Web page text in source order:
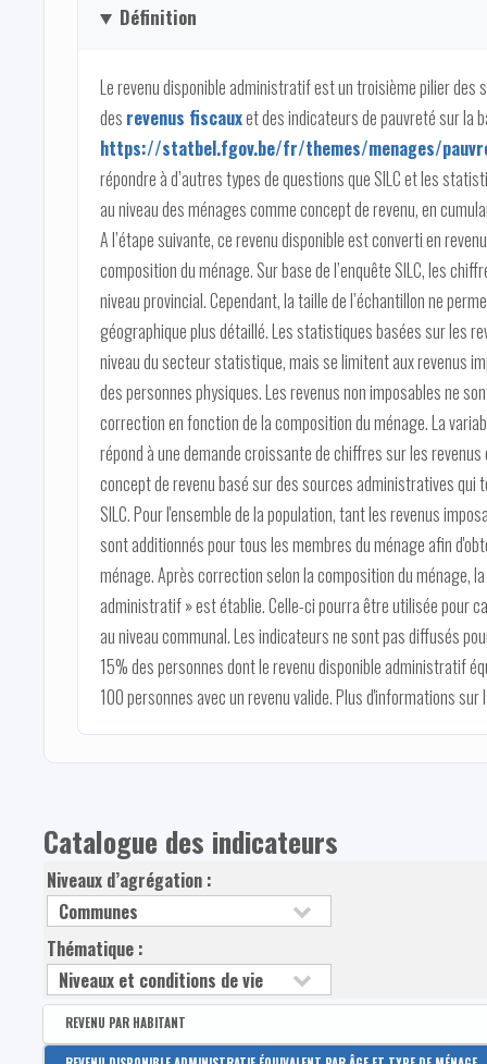
Définition
Le revenu disponible administratif est un troisième pilier
des revenus fiscauxet des indicateurs de pauvreté sur la
https://statbel.fgov.be/fr/themes/menages/
répondre à d’autres types de questions que SILC et les
au niveau des ménages comme concept de revenu, en
A l’étape suivante, ce revenu disponible est converti en
composition du ménage. Sur base de l’enquête SILC, les
niveau provincial. Cependant, la taille de l’échantillon ne
géographique plus détaillé. Les statistiques basées sur les
niveau du secteur statistique, mais se limitent aux revenus
des personnes physiques. Les revenus non imposables ne
correction en fonction de la composition du ménage. La
répond à une demande croissante de chiffres sur les
concept de revenu basé sur des sources administratives qui
SILC. Pour l'ensemble de la population, tant les revenus
sont additionnés pour tous les membres du ménage afin
ménage. Après correction selon la composition du ménage,
administratif » est établie. Celle-ci pourra être utilisée pour
au niveau communal. Les indicateurs ne sont pas diffusés
15% des personnes dont le revenu disponible administratif
100 personnes avec un revenu valide. Plus d'informations
Catalogue des indicateurs
Niveaux d’agrégation :
Thématique :
REVENU PAR HABITANT